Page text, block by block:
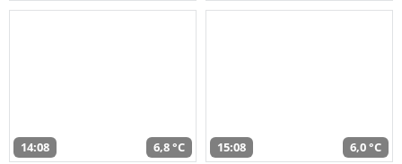
14:08 6,8 °C 15:08 6,0 °C